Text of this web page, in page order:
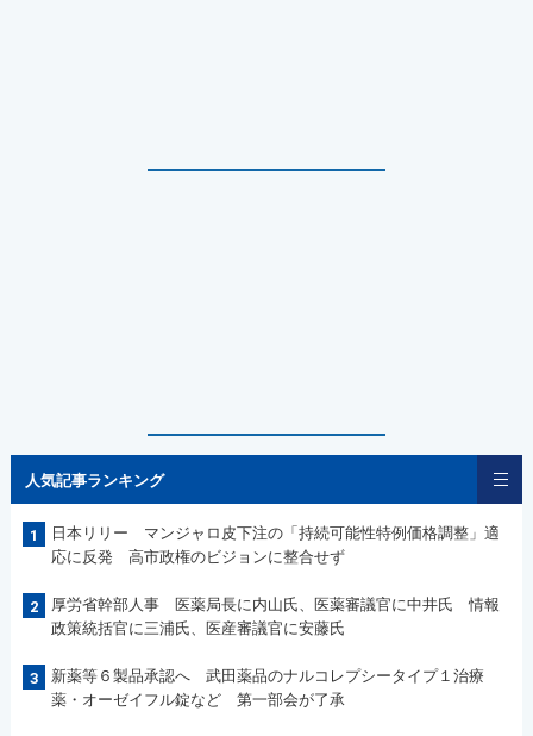
人気記事ランキング
1
日本リリー マンジャロ皮下注の「持続可能性特例価格調整」適
応に反発 高市政権のビジョンに整合せず
2
厚労省幹部人事 医薬局長に内山氏、医薬審議官に中井氏 情報
政策統括官に三浦氏、医産審議官に安藤氏
3
新薬等６製品承認へ 武田薬品のナルコレプシータイプ１治療
薬・オーゼイフル錠など 第一部会が了承